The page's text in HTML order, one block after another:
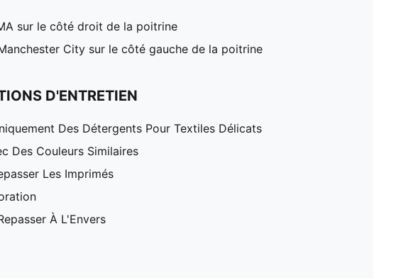
sur le côté droit de la poitrine
City sur le côté gauche de la poitrine
D'ENTRETIEN
Des Détergents Pour Textiles Délicats
Des Couleurs Similaires
Les Imprimés
À L'Envers